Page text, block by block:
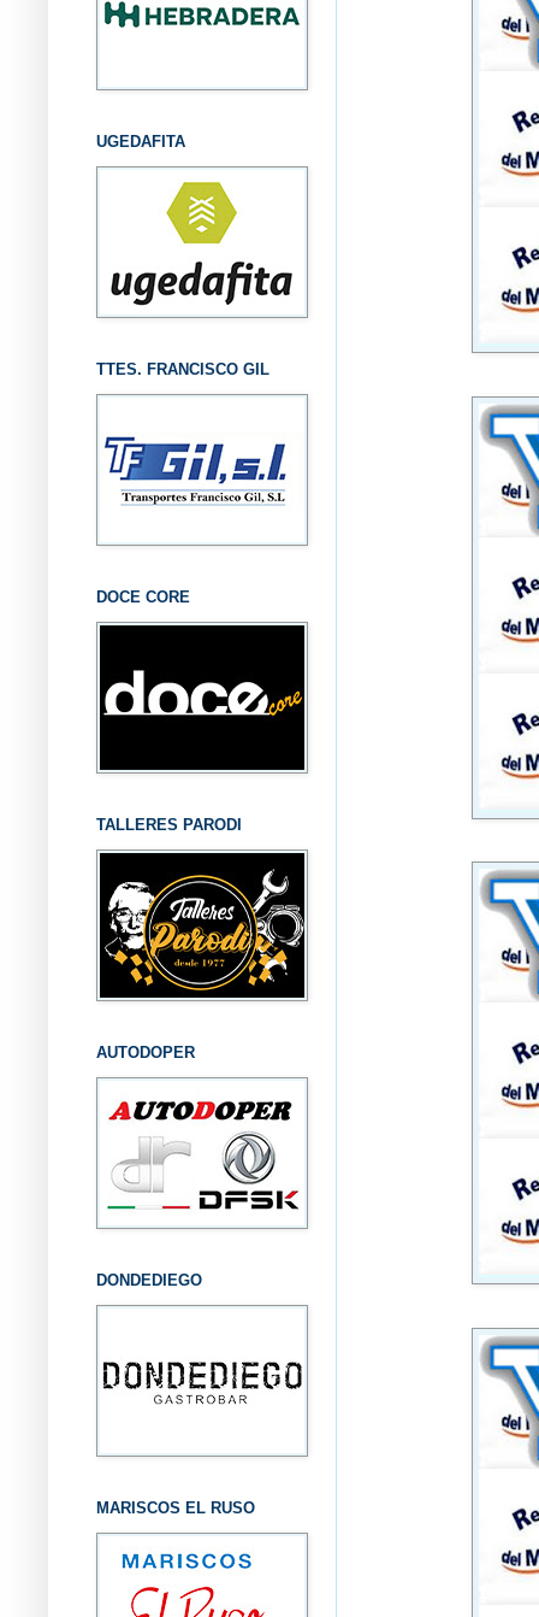
UGEDAFITA
TTES. FRANCISCO GIL
DOCE CORE
TALLERES PARODI
AUTODOPER
DONDEDIEGO
MARISCOS EL RUSO